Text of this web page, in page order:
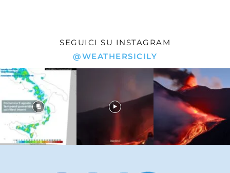
SEGUICI SU INSTAGRAM
@WEATHERSICILY